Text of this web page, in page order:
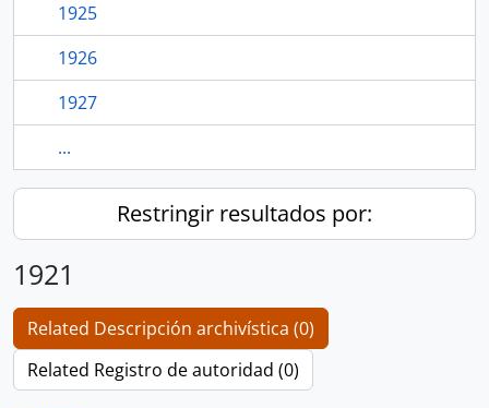
1925
1926
1927
...
Restringir resultados por:
1921
Related Descripción archivística (0)
Related Registro de autoridad (0)